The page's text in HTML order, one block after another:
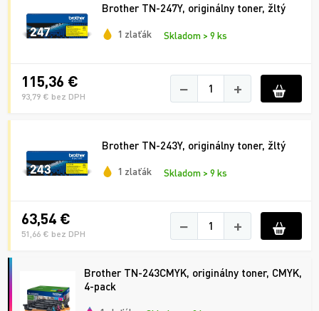
Brother TN-247Y, originálny toner, žltý
1 zlaťák Skladom > 9 ks
115,36 €
93,79 € bez DPH − +
Brother TN-243Y, originálny toner, žltý
1 zlaťák Skladom > 9 ks
63,54 €
51,66 € bez DPH − +
Brother TN-243CMYK, originálny toner, CMYK,
4-pack